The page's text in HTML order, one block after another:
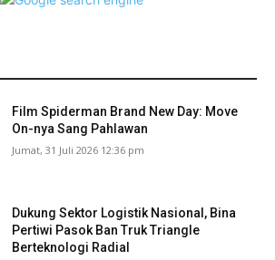
Film Spiderman Brand New Day: Move
On-nya Sang Pahlawan
Jumat, 31 Juli 2026 12:36 pm
Dukung Sektor Logistik Nasional, Bina
Pertiwi Pasok Ban Truk Triangle
Berteknologi Radial